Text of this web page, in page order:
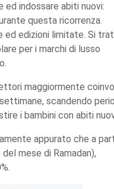
ed indossare abiti nuovi:
questa ricorrenza.
ed edizioni limitate. Si
per i marchi di lusso
maggiormente
scandendo
i bambini con abiti
appurato che a
mese di Ramadan),